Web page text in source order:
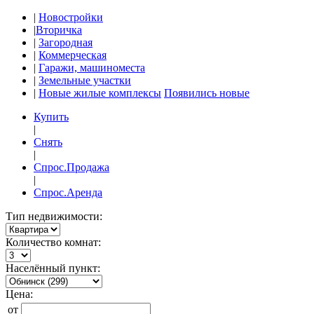
| Новостройки
|Вторичка
| Загородная
| Коммерческая
| Гаражи, машиноместа
| Земельные участки
| Новые жилые комплексы Появились новые
Купить
|
Снять
|
Спрос.Продажа
|
Спрос.Аренда
Тип недвижимости:
Количество комнат:
Населённый пункт:
Цена:
от